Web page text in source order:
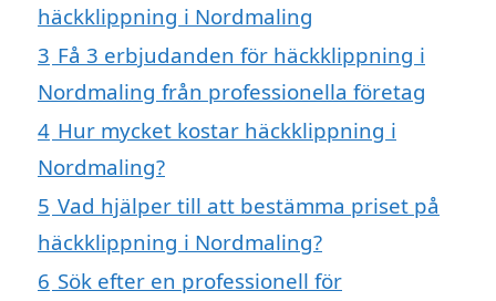
häckklippning i Nordmaling
3 Få 3 erbjudanden för häckklippning i
Nordmaling från professionella företag
4 Hur mycket kostar häckklippning i
Nordmaling?
5 Vad hjälper till att bestämma priset på
häckklippning i Nordmaling?
6 Sök efter en professionell för